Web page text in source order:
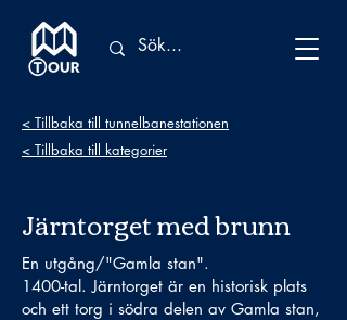
< Tillbaka till tunnelbanestationen
< Tillbaka till kategorier
Järntorget med brunn
En utgång/"Gamla stan".
1400-tal. Järntorget är en historisk plats
och ett torg i södra delen av Gamla stan,